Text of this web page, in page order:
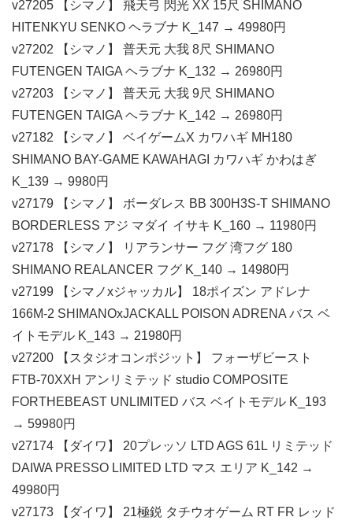
v27205 【シマノ】 飛天弓 閃光 XX 15尺 SHIMANO
HITENKYU SENKO ヘラブナ K_147 → 49980円
v27202 【シマノ】 普天元 大我 8尺 SHIMANO
FUTENGEN TAIGA ヘラブナ K_132 → 26980円
v27203 【シマノ】 普天元 大我 9尺 SHIMANO
FUTENGEN TAIGA ヘラブナ K_142 → 26980円
v27182 【シマノ】 ベイゲームX カワハギ MH180
SHIMANO BAY-GAME KAWAHAGI カワハギ かわはぎ
K_139 → 9980円
v27179 【シマノ】 ボーダレス BB 300H3S-T SHIMANO
BORDERLESS アジ マダイ イサキ K_160 → 11980円
v27178 【シマノ】 リアランサー フグ 湾フグ 180
SHIMANO REALANCER フグ K_140 → 14980円
v27199 【シマノxジャッカル】 18ポイズン アドレナ
166M-2 SHIMANOxJACKALL POISON ADRENA バス ベ
イトモデル K_143 → 21980円
v27200 【スタジオコンポジット】 フォーザビースト
FTB-70XXH アンリミテッド studio COMPOSITE
FORTHEBEAST UNLIMITED バス ベイトモデル K_193
→ 59980円
v27174 【ダイワ】 20プレッソ LTD AGS 61L リミテッド
DAIWA PRESSO LIMITED LTD マス エリア K_142 →
49980円
v27173 【ダイワ】 21極鋭 タチウオゲーム RT FR レッド